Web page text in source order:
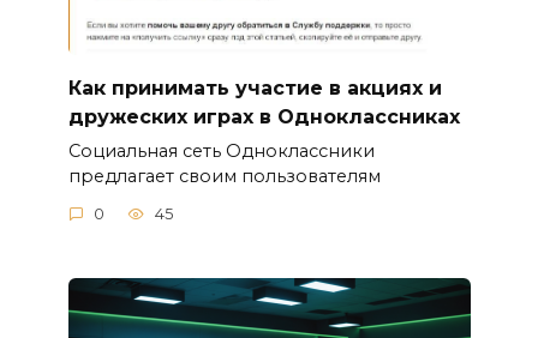
Как принимать участие в акциях и
дружеских играх в Одноклассниках
Социальная сеть Одноклассники
предлагает своим пользователям
0 45